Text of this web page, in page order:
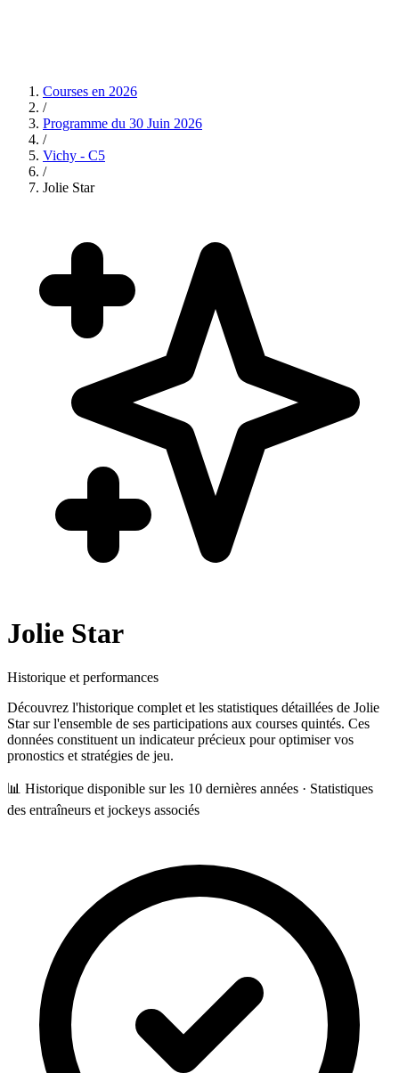
Courses en 2026
/
Programme du 30 Juin 2026
/
Vichy - C5
/
Jolie Star
Jolie Star
Historique et performances
Découvrez l'historique complet et les statistiques détaillées de Jolie
Starsur l'ensemble de ses participations aux courses quintés. Ces
données constituent un indicateur précieux pour optimiser vos
pronostics et stratégies de jeu.
📊 Historique disponible sur les 10 dernières années · Statistiques
des entraîneurs et jockeys associés